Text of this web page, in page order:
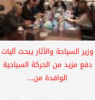
وزير السياحة والآثار يبحث آليات
دفع مزيد من الحركة السياحية
الوافدة من...